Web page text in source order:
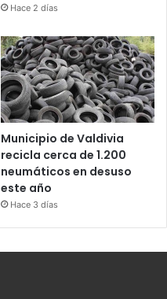
Hace 2 días
Municipio de Valdivia
recicla cerca de 1.200
neumáticos en desuso
este año
Hace 3 días